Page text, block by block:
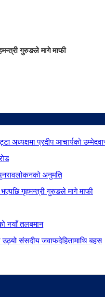
गुरुङले मागे माफी
अध्यक्षमा प्रदीप आचार्यको
अनुमति
गृहमन्त्री गुरुङले मागे माफी
नयाँ तलबमान
उठ्यो संसदीय जवाफदेहितामाथि बहस